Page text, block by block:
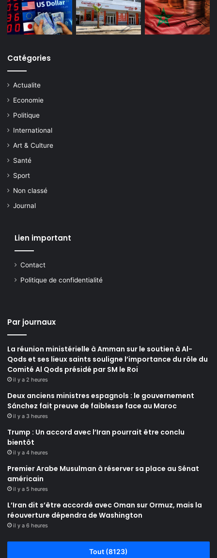
Catégories
Actualite
Economie
Politique
International
Art & Culture
Santé
Sport
Non classé
Journal
Lien important
Contact
Politique de confidentialité
Par journaux
La réunion ministérielle à Amman sur le soutien à Al-
Qods et ses lieux saints souligne l’importance du rôle du
Comité Al Qods présidé par SM le Roi
il y a 2 heures
Deux anciens ministres espagnols : le gouvernement
Sánchez fait preuve de faiblesse face au Maroc
il y a 3 heures
Trump : Un accord avec l’Iran pourrait être conclu
bientôt
il y a 4 heures
Premier Arabe Musulman à réserver sa place au Sénat
américain
il y a 5 heures
L’Iran dit s’être accordé avec Oman sur Ormuz, mais la
réouverture dépendra de Washington
il y a 6 heures
Tout (8123)